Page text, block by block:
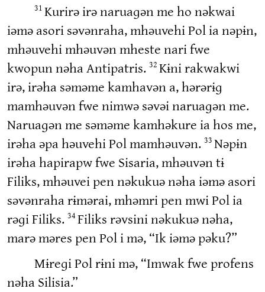
31 Kurirə irə naruaɡən me ho nəkwai
iəmə asori səvənraha, mhəuvehi Pol ia nəpɨn,
mhəuvehi mhəuvən mheste nari fwe
kwopun nəha Antipatris. 32 Kɨni rakwakwi
irə, irəha səməme kamhavən a, hərərɨɡ
mamhəuvən fwe nimwə səvəi naruaɡən me.
Naruaɡən me səməme kamhəkure ia hos me,
irəha əpa həuvehi Pol mamhəuvən. 33 Nəpɨn
irəha hapirapw fwe Sisaria, mhəuvən tɨ
Filiks, mhəuvei pen nəkukuə nəha iəmə asori
səvənraha rɨmərai, mhəmri pen mwi Pol ia
rəɡi Filiks. 34 Filiks rəvsini nəkukuə nəha,
marə məres pen Pol i mə, “Ik iəmə pəku?”
Mɨreɡi Pol rɨni mə, “Imwak fwe profens
nəha Silisia.”